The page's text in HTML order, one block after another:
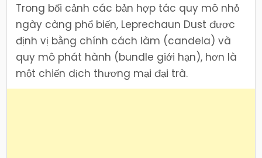
Trong bối cảnh các bản hợp tác quy mô nhỏ
ngày càng phổ biến, Leprechaun Dust được
định vị bằng chính cách làm (candela) và
quy mô phát hành (bundle giới hạn), hơn là
một chiến dịch thương mại đại trà.